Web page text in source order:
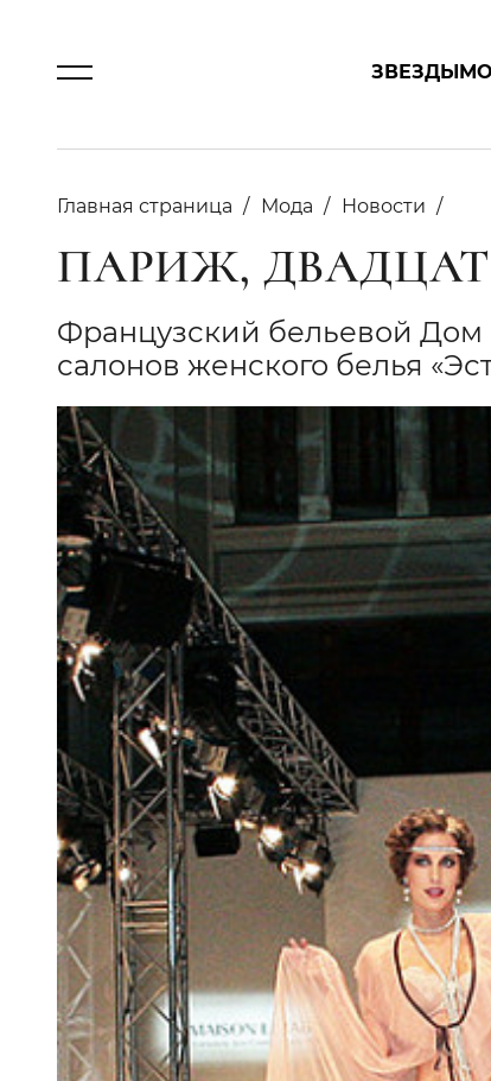
ЗВЕЗДЫ
Главная страница Мода Новости
ПАРИЖ,
Французский бельевой Дом
салонов женского белья